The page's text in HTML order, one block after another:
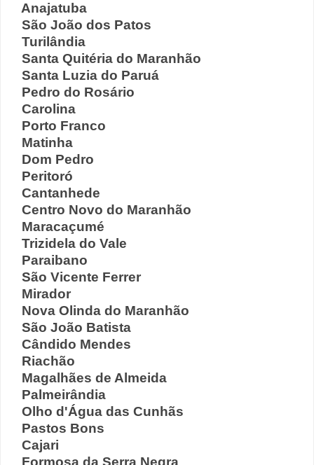
Anajatuba
São João dos Patos
Turilândia
Santa Quitéria do Maranhão
Santa Luzia do Paruá
Pedro do Rosário
Carolina
Porto Franco
Matinha
Dom Pedro
Peritoró
Cantanhede
Centro Novo do Maranhão
Maracaçumé
Trizidela do Vale
Paraibano
São Vicente Ferrer
Mirador
Nova Olinda do Maranhão
São João Batista
Cândido Mendes
Riachão
Magalhães de Almeida
Palmeirândia
Olho d'Água das Cunhãs
Pastos Bons
Cajari